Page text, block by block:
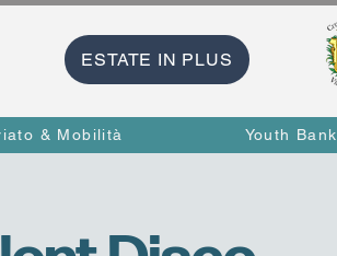
ESTATE IN PLUS
& Mobilità Youth Bank